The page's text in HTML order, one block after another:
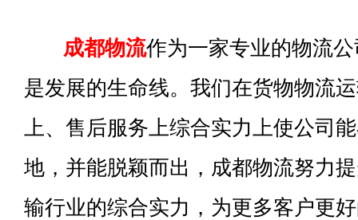
成都物流作为一家专业的物流
是发展的生命线。我们在货物物流
上、售后服务上综合实力上使公司
地，并能脱颖而出，成都物流努力
输行业的综合实力，为更多客户更